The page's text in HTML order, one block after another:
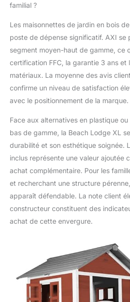
familial ?
Les maisonnettes de jardin en bois
poste de dépense significatif. AXI se
segment moyen-haut de gamme, ce
certification FFC, la garantie 3 ans et
matériaux. La moyenne des avis
confirme un niveau de satisfaction
avec le positionnement de la marque.
Face aux alternatives en plastique
bas de gamme, la Beach Lodge XL
durabilité et son esthétique soignée.
inclus représente une valeur ajoutée
achat complémentaire. Pour les
et recherchant une structure
apparaît défendable. La note client
constructeur constituent des
achat de cette envergure.